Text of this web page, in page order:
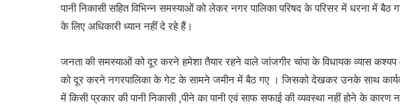
पानी निकासी सहित विभिन्न समस्याओं को लेकर नगर पालिका परिषद के परिसर में धरना में
के लिए अधिकारी ध्यान नहीं दे रहे हैं।
जनता की समस्याओं को दूर करने हमेशा तैयार रहने वाले जांजगीर चांपा के विधायक व्यास
को दूर करने नगरपालिका के गेट के सामने जमीन में बैठ गए । जिसको देखकर उनके साथ
में किसी प्रकार की पानी निकासी ,पीने का पानी एवं साफ सफाई की व्यवस्था नहीं होने के